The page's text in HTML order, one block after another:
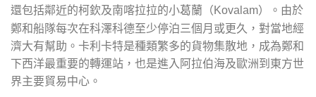
還包括鄰近的柯欽及南喀拉拉的小葛蘭（Kovalam）。由於
鄭和船隊每次在科澤科德至少停泊三個月或更久，對當地經
濟大有幫助。卡利卡特是種類繁多的貨物集散地，成為鄭和
下西洋最重要的轉運站，也是進入阿拉伯海及歐洲到東方世
界主要貿易中心。